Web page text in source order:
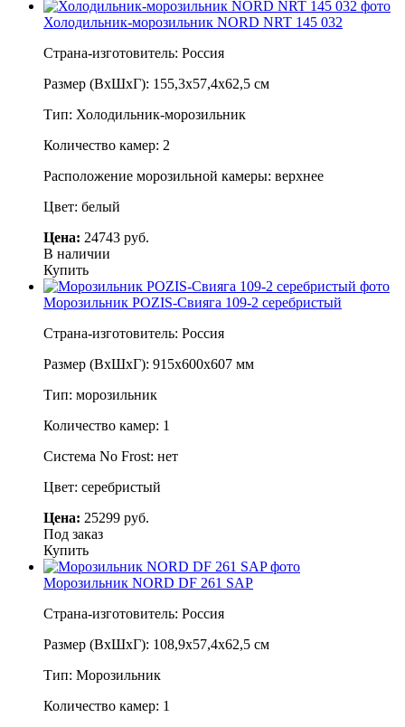
Холодильник-морозильник NORD NRT 145 032
Страна-изготовитель: Россия
Размер (ВхШхГ): 155,3х57,4х62,5 см
Тип: Холодильник-морозильник
Количество камер: 2
Расположение морозильной камеры: верхнее
Цвет: белый
Цена: 24743 руб.
В наличии
Купить
Морозильник POZIS-Свияга 109-2 серебристый
Страна-изготовитель: Россия
Размер (ВхШхГ): 915х600х607 мм
Тип: морозильник
Количество камер: 1
Система No Frost: нет
Цвет: серебристый
Цена: 25299 руб.
Под заказ
Купить
Морозильник NORD DF 261 SAP
Страна-изготовитель: Россия
Размер (ВхШхГ): 108,9х57,4х62,5 см
Тип: Морозильник
Количество камер: 1